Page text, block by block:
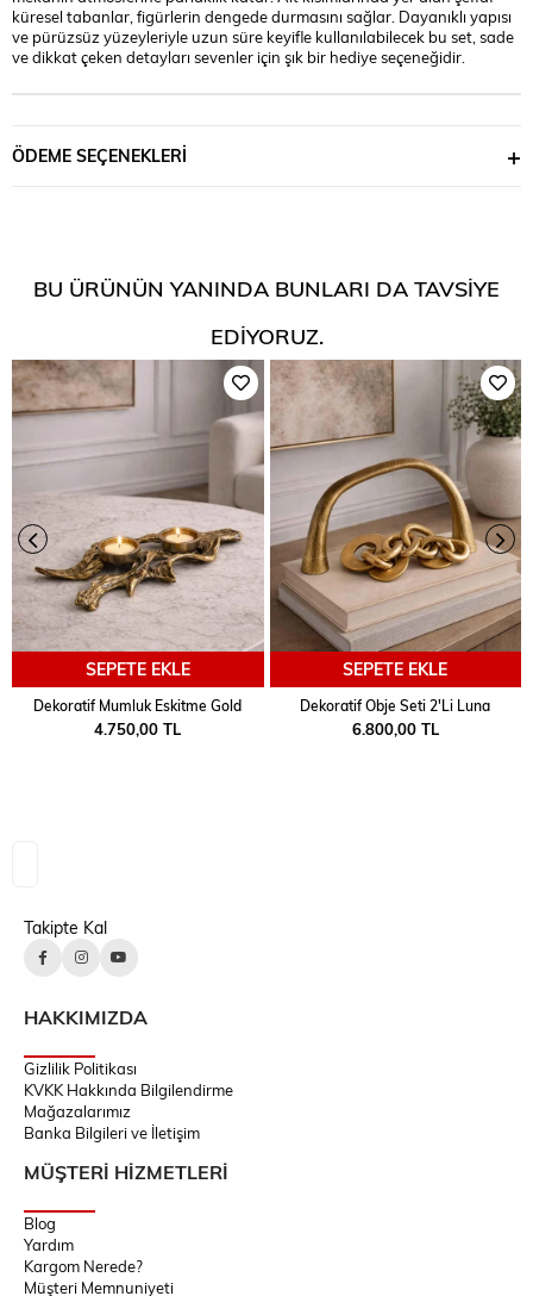
küresel tabanlar, figürlerin dengede durmasını sağlar. Dayanıklı yapısı
ve pürüzsüz yüzeyleriyle uzun süre keyifle kullanılabilecek bu set, sade
ve dikkat çeken detayları sevenler için şık bir hediye seçeneğidir.
ÖDEME SEÇENEKLERI
BU ÜRÜNÜN YANINDA BUNLARI DA TAVSIYE
EDIYORUZ.
SEPETE EKLE
Dekoratif Mumluk Eskitme Gold
4.750,00 TL
SEPETE EKLE
Dekoratif Obje Seti 2'Li Luna
6.800,00 TL
Takipte Kal
HAKKIMIZDA
Gizlilik Politikası
KVKK Hakkında Bilgilendirme
Mağazalarımız
Banka Bilgileri ve İletişim
MÜŞTERİ HİZMETLERİ
Blog
Yardım
Kargom Nerede?
Müşteri Memnuniyeti